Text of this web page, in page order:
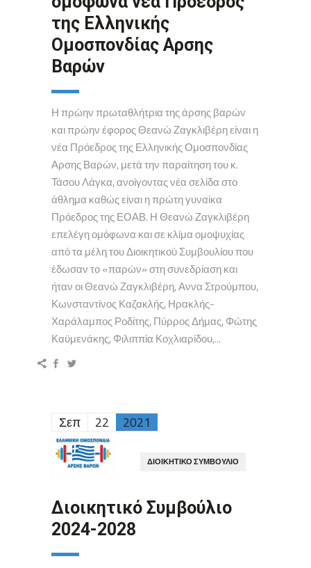
της Ελληνικής
Ομοσπονδίας Αρσης
Βαρών
Η πρώην πρωταθλήτρια της άρσης βαρών
και πρώην έφορος Θεανώ Ζαγκλιβέρη είναι η
νέα Πρόεδρος της Ελληνικής Ομοσπονδίας
Αρσης Βαρών, μετά την παραίτηση του κ.
Τάσου Λάγκα, ανοίγοντας νέα σελίδα στο
άθλημα καθώς είναι η πρώτη γυναίκα
Πρόεδρος της ΕΟΑΒ. Η Θεανώ Ζαγκλιβέρη
επελέγη ομόφωνα και σε κλίμα ομοψυχίας
από τα μέλη του Διοικητικού Συμβουλίου που
έδωσαν το «παρών» στη συνεδρίαση και
ήταν οι Θεανώ Ζαγκλιβέρη, Αννα Στρούμπου,
Κωνσταντίνος Καζακλής, Ηρακλής-
Χαράλαμπος Ροδίτης, Πύρρος Δήμας, Φώτης
Καϋμενάκης, Φιλιππία Κοχλιαρίδου,...
Σεπ 22 2021
ΔΙΟΙΚΗΤΙΚΌ ΣΥΜΒΟΎΛΙΟ
Διοικητικό Συμβούλιο
2024-2028